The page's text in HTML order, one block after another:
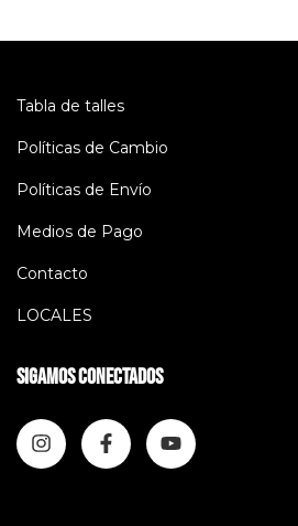
Tabla de talles
Políticas de Cambio
Políticas de Envío
Medios de Pago
Contacto
LOCALES
Sigamos conectados